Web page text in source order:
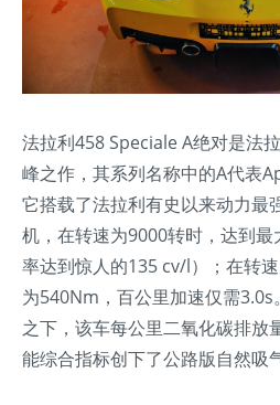
法拉利458 Speciale A绝对是法
峰之作，其系列名称中的A代表
它搭载了法拉利有史以来动力最
机，在转速为9000转时，达到
率达到惊人的135 cv/l）；在转
为540Nm，百公里加速仅需
之下，该车每公里二氧化碳排放
能综合指标创下了公路版自然吸